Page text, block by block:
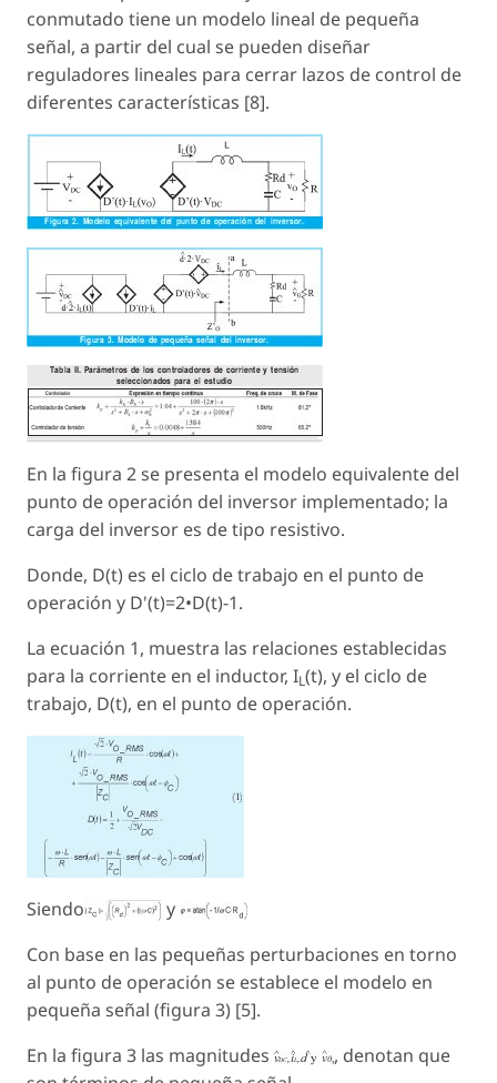
conmutado tiene un modelo lineal de pequeña
señal, a partir del cual se pueden diseñar
reguladores lineales para cerrar lazos de control de
diferentes características [8].
En la figura 2 se presenta el modelo equivalente del
punto de operación del inversor implementado; la
carga del inversor es de tipo resistivo.
Donde, D(t) es el ciclo de trabajo en el punto de
operación y D'(t)=2•D(t)-1.
La ecuación 1, muestra las relaciones establecidas
para la corriente en el inductor, IL(t), y el ciclo de
trabajo, D(t), en el punto de operación.
Siendo
y
Con base en las pequeñas perturbaciones en torno
al punto de operación se establece el modelo en
pequeña señal (figura 3) [5].
En la figura 3 las magnitudes
, denotan que